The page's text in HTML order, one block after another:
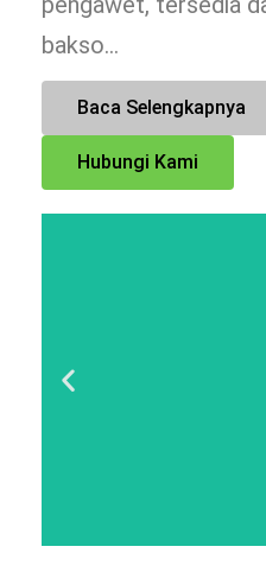
bakso…
Baca Selengkapnya
Hubungi Kami